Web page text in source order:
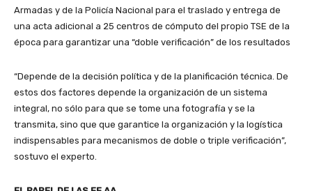
Armadas y de la Policía Nacional para el traslado y entrega de
una acta adicional a 25 centros de cómputo del propio TSE de la
época para garantizar una “doble verificación” de los resultados
“Depende de la decisión política y de la planificación técnica. De
estos dos factores depende la organización de un sistema
integral, no sólo para que se tome una fotografía y se la
transmita, sino que que garantice la organización y la logística
indispensables para mecanismos de doble o triple verificación”,
sostuvo el experto.